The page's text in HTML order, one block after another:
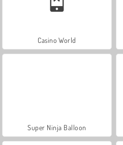
Casino World
Super Ninja Balloon